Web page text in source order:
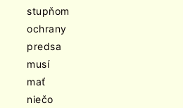
stupňom
ochrany
predsa
musí
mať
niečo